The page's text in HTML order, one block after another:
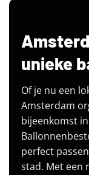
unieke
Of je nu een
Amsterdam
bijeenkomst
perfect
stad. Met een